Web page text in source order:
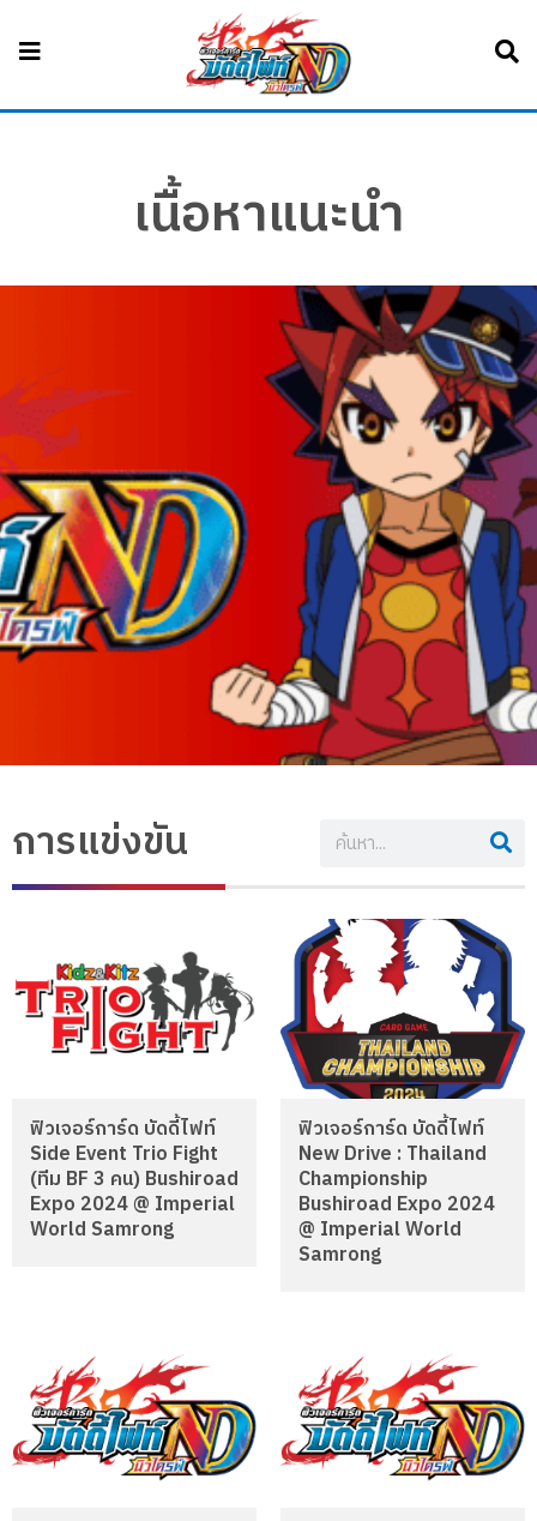
เนื้อหาแนะนำ
การแข่งขัน
ฟิวเจอร์การ์ด บัดดี้ไฟท์
Side Event Trio Fight
(ทีม BF 3 คน) Bushiroad
Expo 2024 @ Imperial
World Samrong
ฟิวเจอร์การ์ด บัดดี้ไฟท์
New Drive : Thailand
Championship
Bushiroad Expo 2024
@ Imperial World
Samrong